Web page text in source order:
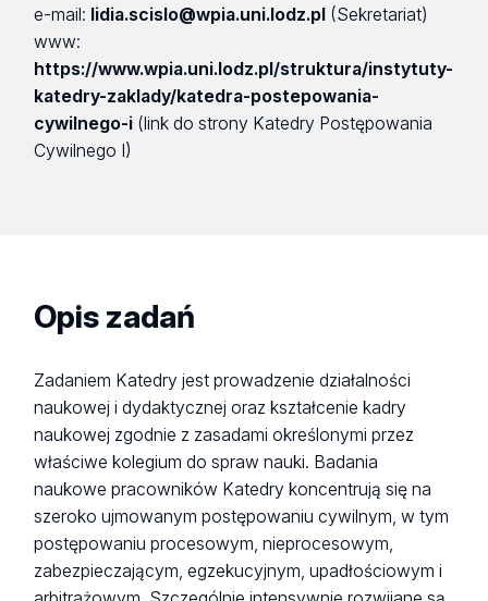
e-mail: lidia.scislo@wpia.uni.lodz.pl (Sekretariat)
www:
https://www.wpia.uni.lodz.pl/struktura/instytuty-
katedry-zaklady/katedra-postepowania-
cywilnego-i (link do strony Katedry Postępowania
Cywilnego I)
Opis zadań
Zadaniem Katedry jest prowadzenie działalności
naukowej i dydaktycznej oraz kształcenie kadry
naukowej zgodnie z zasadami określonymi przez
właściwe kolegium do spraw nauki. Badania
naukowe pracowników Katedry koncentrują się na
szeroko ujmowanym postępowaniu cywilnym, w tym
postępowaniu procesowym, nieprocesowym,
zabezpieczającym, egzekucyjnym, upadłościowym i